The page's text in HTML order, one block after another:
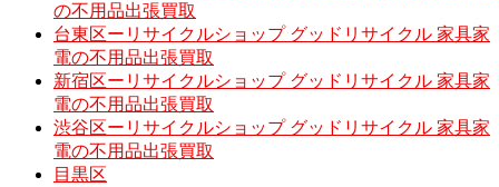
の不用品出張買取
台東区ーリサイクルショップ グッドリサイクル 家具家
電の不用品出張買取
新宿区ーリサイクルショップ グッドリサイクル 家具家
電の不用品出張買取
渋谷区ーリサイクルショップ グッドリサイクル 家具家
電の不用品出張買取
目黒区